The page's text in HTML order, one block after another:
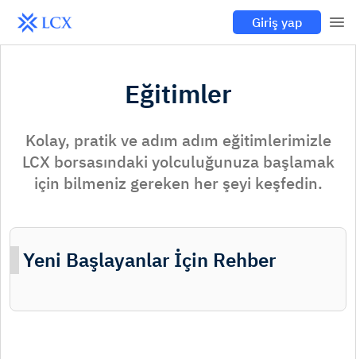
Giriş yap
Eğitimler
Kolay, pratik ve adım adım eğitimlerimizle
LCX borsasındaki yolculuğunuza başlamak
için bilmeniz gereken her şeyi keşfedin.
Yeni Başlayanlar İçin Rehber